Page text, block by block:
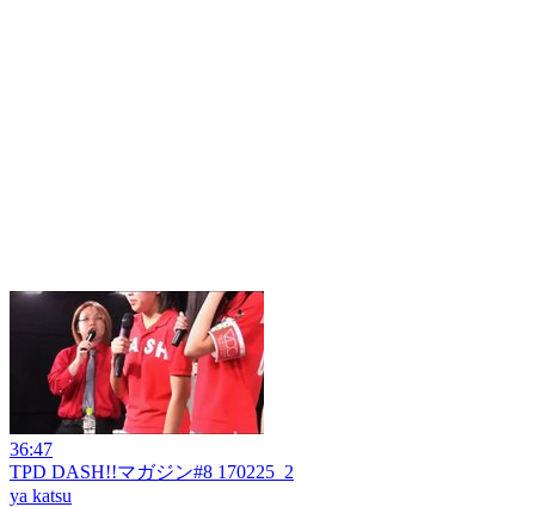
36:47
TPD DASH!!マガジン#8 170225_2
ya katsu